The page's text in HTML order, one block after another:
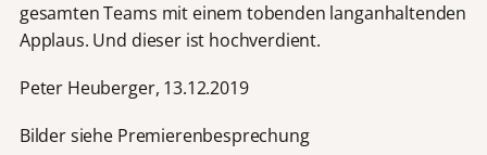
gesamten Teams mit einem tobenden langanhaltenden
Applaus. Und dieser ist hochverdient.
Peter Heuberger, 13.12.2019
Bilder siehe Premierenbesprechung